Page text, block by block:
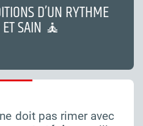
D’UN RYTHME
SAIN 🧘
doit pas rimer avec